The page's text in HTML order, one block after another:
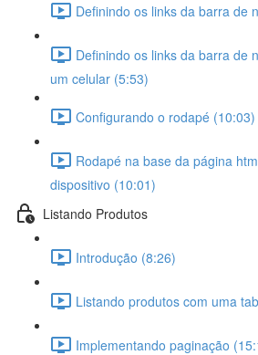
Definindo os links da barra de
Definindo os links da barra de
um celular (5:53)
Configurando o rodapé (10:03)
Rodapé na base da página
dispositivo (10:01)
Listando Produtos
Introdução (8:26)
Listando produtos com uma
Implementando paginação